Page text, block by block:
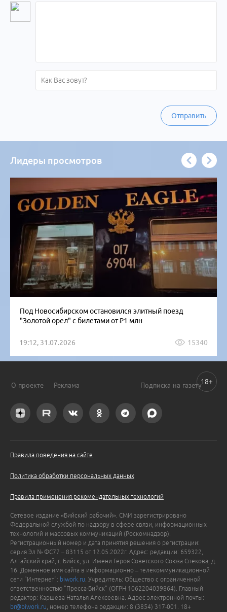
Отправить
Лидеры просмотров
Под Новосибирском остановился элитный поезд
"Золотой орел" с билетами от ₽1 млн
19:12, 31.07.2026 15340
О проекте Реклама Подписка на газету
Правила поведения на сайте
Политика обработки персональных данных
Правила применения рекомендательных технологий
Сетевое издание «Бийский рабочий». СМИ зарегистрировано
Федеральной службой по надзору в сфере связи, информационных
технологий и массовых коммуникаций (Роскомнадзор).
Регистрационный номер и дата принятия решения о регистрации:
серия Эл № ФС77 – 83115 от 12.05.2022г. Адрес: редакции: 659322,
Алтайский край, г. Бийск, ул. Имени Героя Советского Союза Спекова, д.
16. Доменное имя сайта в информационно – телекоммуникационной
сети "Интернет": biwork.ru . Учредитель: Общество с ограниченной
ответственностью "Пресса-Бийск" (ОГРН 1062204039864). Главный
редактор: Каршева Наталья Алексеевна. Адрес электронной почты:
br@biwork.ru , номер телефона редакции: 8 (3854) 317-001. 18+
18+